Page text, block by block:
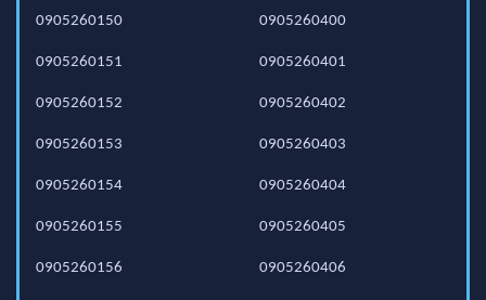
0905260150
0905260151
0905260152
0905260153
0905260154
0905260155
0905260156
0905260400
0905260401
0905260402
0905260403
0905260404
0905260405
0905260406